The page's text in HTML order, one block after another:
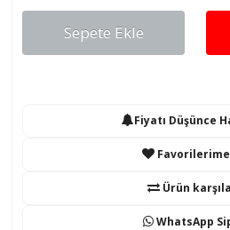
Sepete Ekle
Fiyatı Düşünce
Favorilerime
Ürün
WhatsApp